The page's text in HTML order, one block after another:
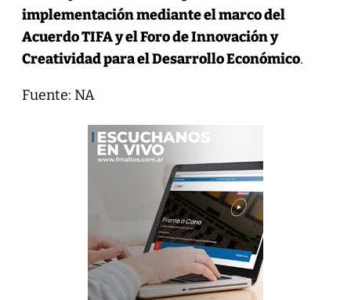
implementación mediante el marco del
Acuerdo TIFA y el Foro de Innovación y
Creatividad para el Desarrollo Económico.
Fuente: NA